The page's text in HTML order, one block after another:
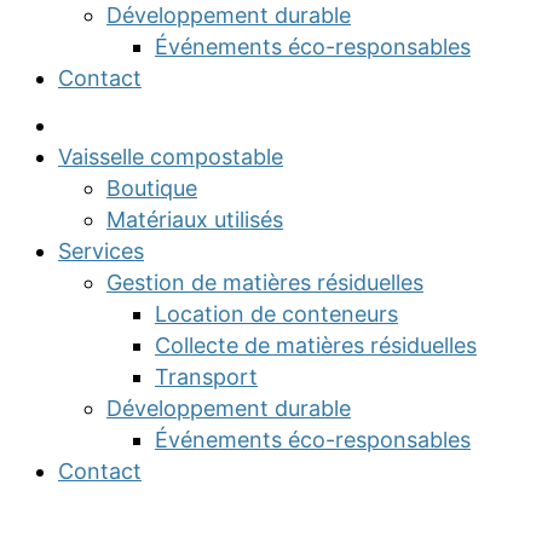
Développement durable
Événements éco-responsables
Contact
Vaisselle compostable
Boutique
Matériaux utilisés
Services
Gestion de matières résiduelles
Location de conteneurs
Collecte de matières résiduelles
Transport
Développement durable
Événements éco-responsables
Contact